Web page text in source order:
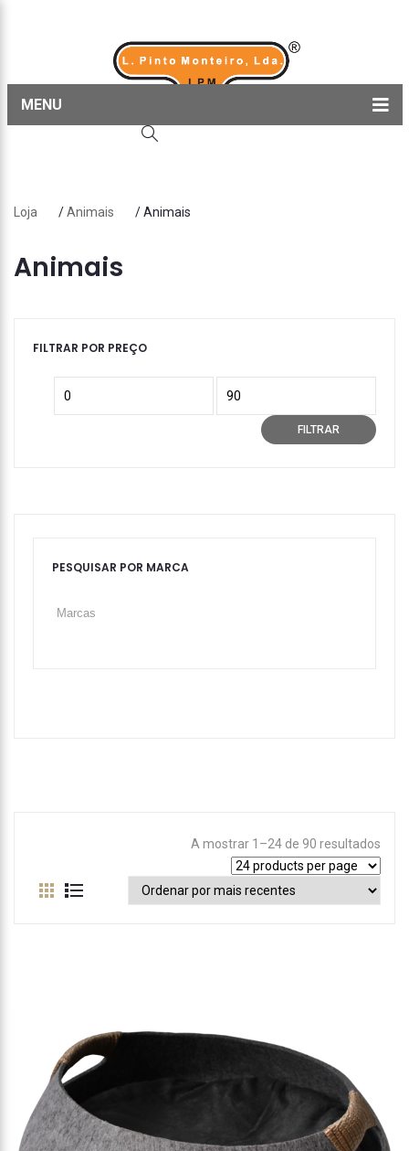
MENU
Sobre nós
Blog
Loja /Animais / Animais
Animais
FILTRAR POR PREÇO
Preço
Preço
máximo
FILTRAR
PESQUISAR POR MARCA
A mostrar 1–24 de 90 resultados